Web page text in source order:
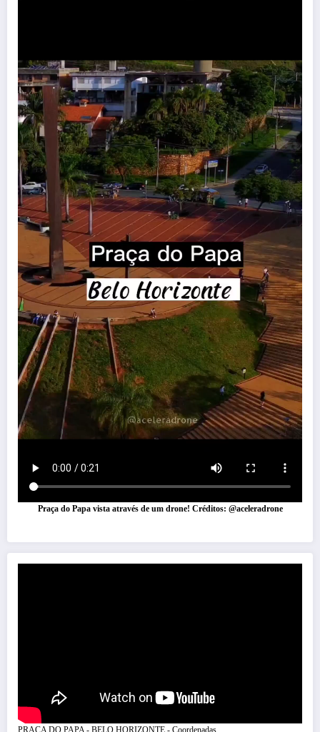
Praça do Papa vista através de um drone! Créditos: @aceleradrone
PRAÇA DO PAPA - BELO HORIZONTE - Coordenadas